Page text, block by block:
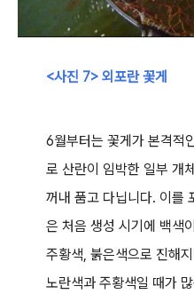
<사진 7> 외포란 꽃게
6월부터는 꽃게가 본격적
로 산란이 임박한 일부 개
꺼내 품고 다닙니다. 이를
은 처음 생성 시기에 백색
주황색, 붉은색으로 진해
노란색과 주황색일 때가